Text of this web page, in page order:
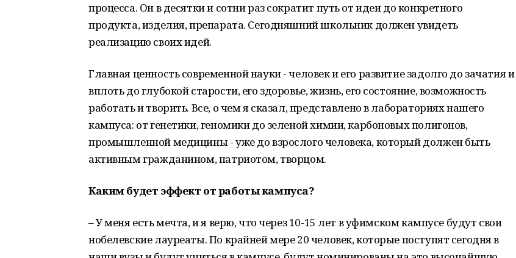
процесса. Он в десятки и сотни раз сократит путь от идеи до конкретного
продукта, изделия, препарата. Сегодняшний школьник должен увидеть
реализацию своих идей.
Главная ценность современной науки - человек и его развитие задолго до зачатия и
вплоть до глубокой старости, его здоровье, жизнь, его состояние, возможность
работать и творить. Все, о чем я сказал, представлено в лабораториях нашего
кампуса: от генетики, геномики до зеленой химии, карбоновых полигонов,
промышленной медицины - уже до взрослого человека, который должен быть
активным гражданином, патриотом, творцом.
Каким будет эффект от работы кампуса?
– У меня есть мечта, и я верю, что через 10-15 лет в уфимском кампусе будут свои
нобелевские лауреаты. По крайней мере 20 человек, которые поступят сегодня в